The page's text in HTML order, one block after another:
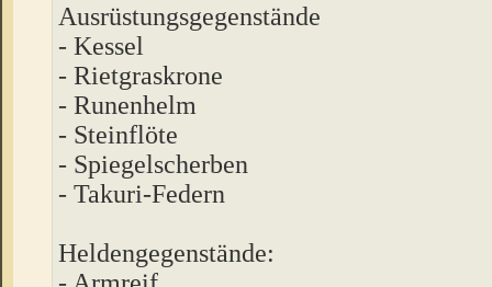
Ausrüstungsgegenstände
- Kessel
- Rietgraskrone
- Runenhelm
- Steinflöte
- Spiegelscherben
- Takuri-Federn
Heldengegenstände: